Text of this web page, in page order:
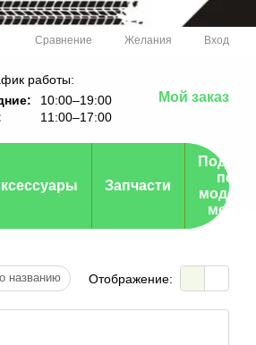
Сравнение Желания Вход
работы:
10:00–19:00
11:00–17:00
Мой заказ
Запчасти
Подбор
по
модели
мото
названию Отображение: